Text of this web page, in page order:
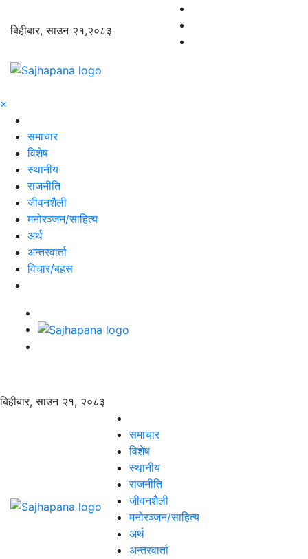
बिहीबार, साउन २१,२०८३
×
समाचार
विशेष
स्थानीय
राजनीति
जीवनशैली
मनोरञ्जन/साहित्य
अर्थ
अन्तरवार्ता
विचार/बहस
बिहीबार, साउन २१, २०८३
समाचार
विशेष
स्थानीय
राजनीति
जीवनशैली
मनोरञ्जन/साहित्य
अर्थ
अन्तरवार्ता